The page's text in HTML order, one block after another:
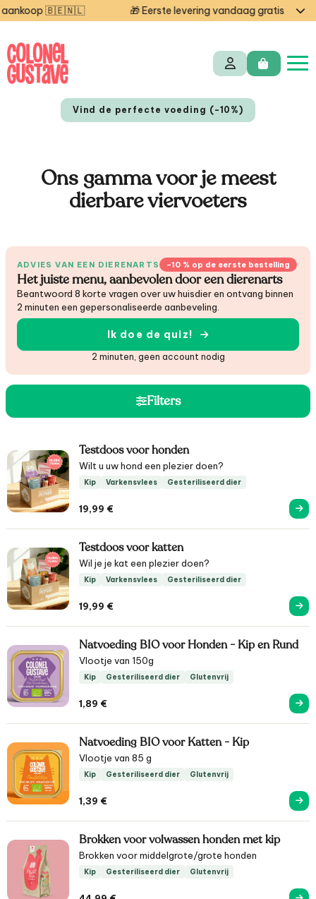
🇧🇪🇳🇱 🎁 Eerste levering vandaag gratis — code
Vind de perfecte voeding (-10%)
Ons gamma voor je meest
dierbare viervoeters
ADVIES VAN EEN DIERENARTS −10 % op de eerste bestelling
Het juiste menu, aanbevolen door een dierenarts
Beantwoord 8 korte vragen over uw huisdier en ontvang binnen
2 minuten een gepersonaliseerde aanbeveling.
Ik doe de quiz!
2 minuten, geen account nodig
Filters
Testdoos voor honden
Wilt u uw hond een plezier doen?
Kip Varkensvlees Gesteriliseerd dier
19,99 €
Testdoos voor katten
Wil je je kat een plezier doen?
Kip Varkensvlees Gesteriliseerd dier
19,99 €
Natvoeding BIO voor Honden - Kip en Rund
Vlootje van 150g
Kip Gesteriliseerd dier Glutenvrij
1,89 €
Natvoeding BIO voor Katten - Kip
Vlootje van 85 g
Kip Gesteriliseerd dier Glutenvrij
1,39 €
Brokken voor volwassen honden met kip
Brokken voor middelgrote/grote honden
Kip Gesteriliseerd dier Glutenvrij